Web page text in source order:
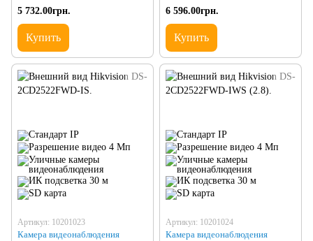
(2.8)
5 732.00грн.
Купить
(2.8)
6 596.00грн.
Купить
Артикул: 10201023
Камера видеонаблюдения
Артикул: 10201024
Камера видеонаблюдения